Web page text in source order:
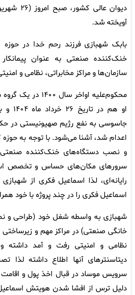
آویخته شد.
بابک شهبازی فرزند رحم خدا در
خنک‌کننده صنعتی به عنوان
سازمان‌ها و مراکز مخابراتی، نظامی و
محکوم‌علیه اواخر
او
جاسوسی به نفع رژیم صهیونیستی در
اعدام شد، آشنا می‌شود. با توجه به
و نصب دستگاه‌های خنک‌کننده صنعتی
سرورهای مکان‌های حساس و تخصص
رایانه‌ای، لذا اسماعیل فکری از
اسماعیل فکری را در چند پروژه با خود
شهبازی به واسطه شغل خود (طراحی و
خانگی صنعتی) در مراکز مهم و زیرساختی
نظامی و امنیتی رفت و آمد داشته
دیتاسنترهای آنها اطلاع داشته لذا
سرویس موساد در قبال اخذ پول و
دلیل ترس از افشا شدن هویتش